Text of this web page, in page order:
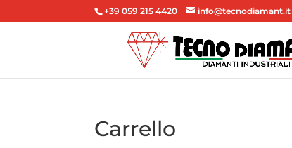
+39 059 215 4420 info@tecnodiamant.it
Carrello